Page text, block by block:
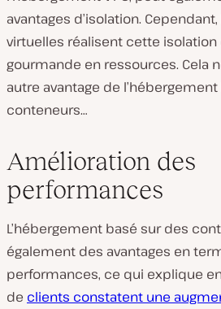
avantages d’isolation.
virtuelles réalisent cette isolation
gourmande en ressources. Cela
autre avantage de
conteneurs…
Amélioration des
performances
L’hébergement basé sur des
également des avantages en
performances, ce qui explique
de clients constatent une